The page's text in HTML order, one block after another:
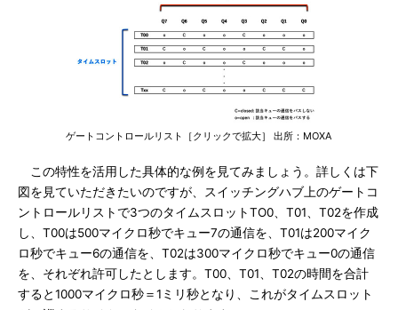
ゲートコントロールリスト［クリックで拡大］ 出所：MOXA
この特性を活用した具体的な例を見てみましょう。詳しくは下
図を見ていただきたいのですが、スイッチングハブ上のゲートコ
ントロールリストで3つのタイムスロットTO0、T01、T02を作成
し、T00は500マイクロ秒でキュー7の通信を、T01は200マイク
ロ秒でキュー6の通信を、T02は300マイクロ秒でキュー0の通信
を、それぞれ許可したとします。T00、T01、T02の時間を合計
すると1000マイクロ秒＝1ミリ秒となり、これがタイムスロット